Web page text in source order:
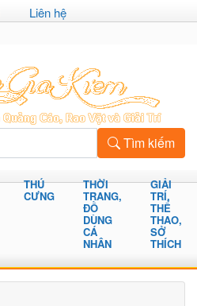
Liên hệ
Tìm kiếm
THÚ
CƯNG
THỜI
TRANG,
ĐỒ
DÙNG
CÁ
NHÂN
GIẢI
TRÍ,
THỂ
THAO,
SỞ
THÍCH